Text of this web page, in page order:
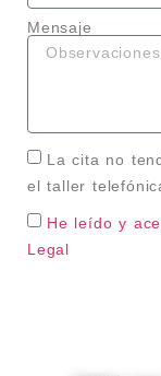
Mensaje
La cita no
el taller
He leído y
Legal